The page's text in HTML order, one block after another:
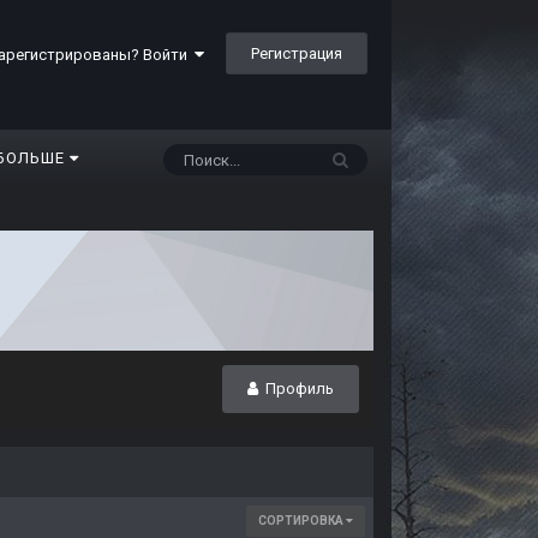
Войти Регистрация
Профиль
СОРТИРОВКА